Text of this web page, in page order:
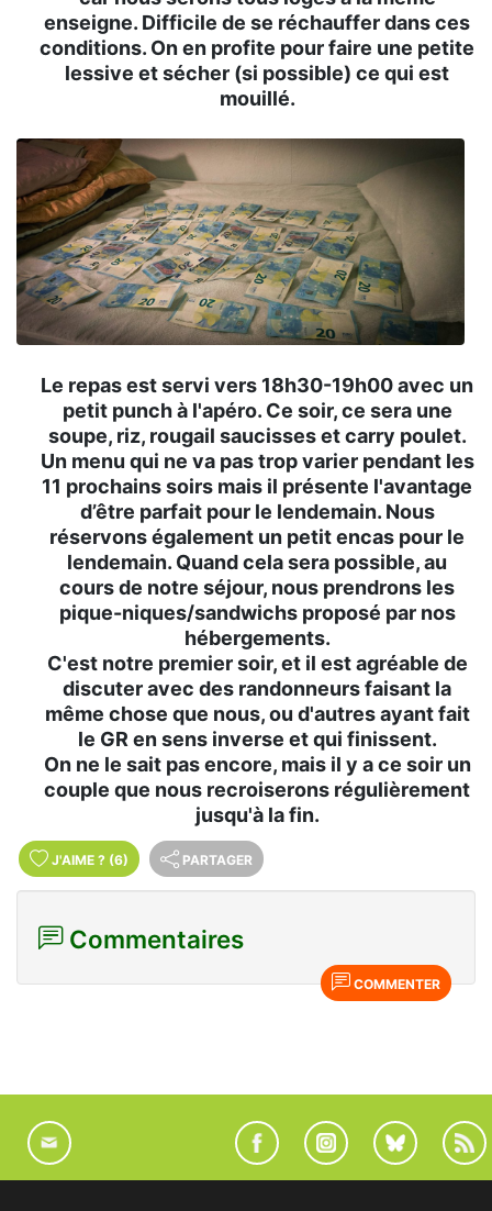
enseigne. Difficile de se réchauffer dans ces
conditions. On en profite pour faire une petite
lessive et sécher (si possible) ce qui est
mouillé.
Le repas est servi vers 18h30-19h00 avec un
petit punch à l'apéro. Ce soir, ce sera une
soupe, riz, rougail saucisses et carry poulet.
Un menu qui ne va pas trop varier pendant les
11 prochains soirs mais il présente l'avantage
d’être parfait pour le lendemain. Nous
réservons également un petit encas pour le
lendemain. Quand cela sera possible, au
cours de notre séjour, nous prendrons les
pique-niques/sandwichs proposé par nos
hébergements.
C'est notre premier soir, et il est agréable de
discuter avec des randonneurs faisant la
même chose que nous, ou d'autres ayant fait
le GR en sens inverse et qui finissent.
On ne le sait pas encore, mais il y a ce soir un
couple que nous recroiserons régulièrement
jusqu'à la fin.
J'AIME ? (6) PARTAGER
Commentaires
COMMENTER